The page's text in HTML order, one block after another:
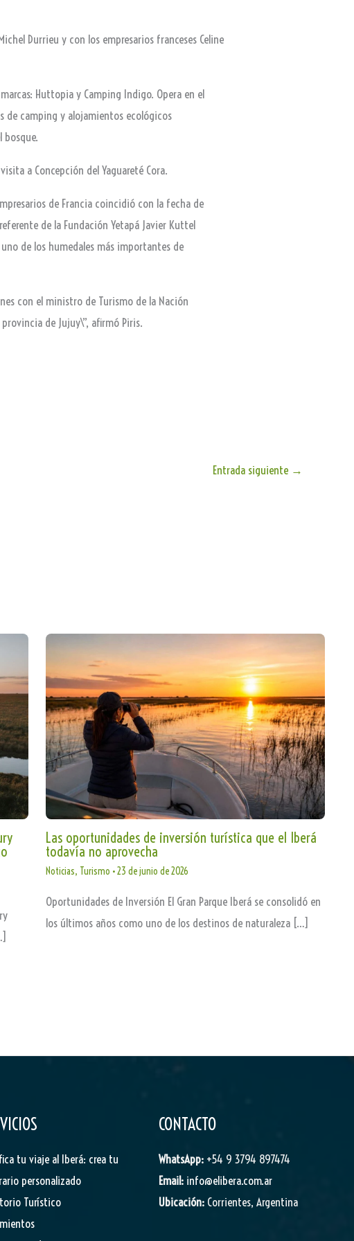
Durrieu y con los empresarios franceses Celine
Huttopia y Camping Indigo. Opera en el
de camping y alojamientos ecológicos
bosque.
a Concepción del Yaguareté Cora.
de Francia coincidió con la fecha de
de la Fundación Yetapá Javier Kuttel
de los humedales más importantes de
con el ministro de Turismo de la Nación
de Jujuy\”, afirmó Piris.
Entrada siguiente →
Las oportunidades de inversión turística que el Iberá
todavía no aprovecha
Noticias, Turismo •23 de junio de 2026
Oportunidades de Inversión El Gran Parque Iberá se consolidó en
los últimos años como uno de los destinos de naturaleza […]
tu viaje al Iberá: crea tu
personalizado
Turístico
CONTACTO
WhatsApp: +54 9 3794 897474
Email: info@elibera.com.ar
Ubicación: Corrientes, Argentina